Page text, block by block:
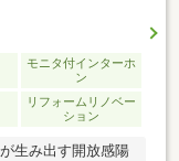
モニタ付インターホ
ン
リフォームリノベー
ション
生み出す開放感陽